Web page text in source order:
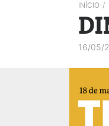
INÍCIO /
16/05/